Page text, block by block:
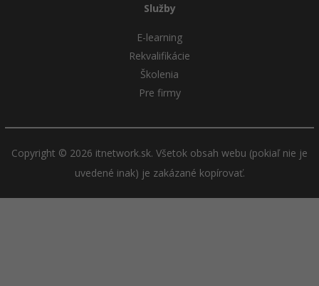
Služby
E-learning
Rekvalifikácie
Školenia
Pre firmy
Copyright © 2026 itnetwork.sk. Všetok obsah webu (pokiaľ nie je
uvedené inak) je zakázané kopírovať.